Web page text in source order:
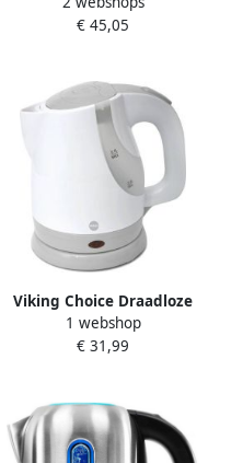
Temperatuurindicator 360
verwarmingselement Strix -
controller
Droogkookbeveiliging
€ 45,05
Viking Choice Draadloze
waterkoker grijs ELDOM
25x15x20cm
1 webshop
€ 31,99